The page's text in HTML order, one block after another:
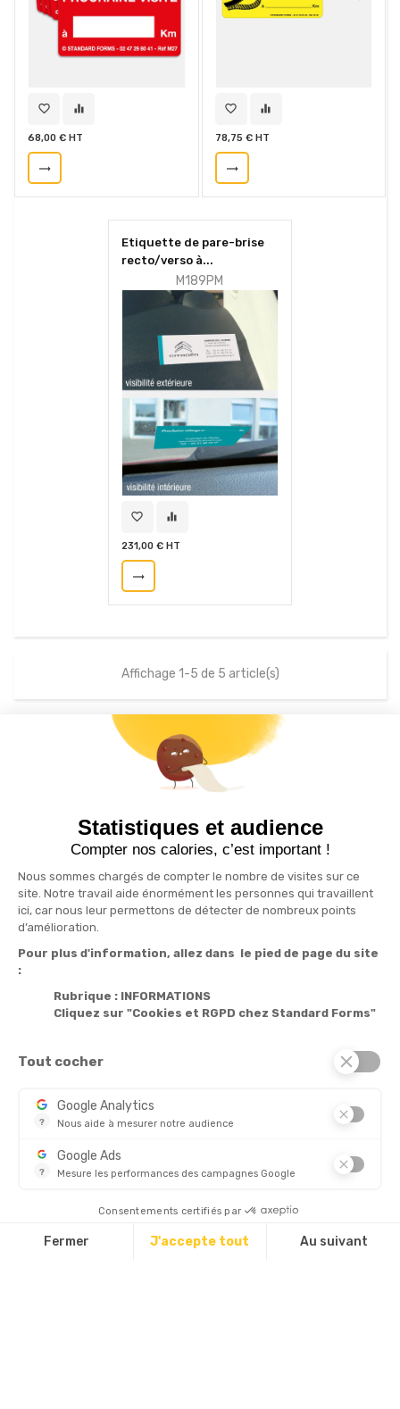
favorite_border equalizer
68,00 € HT
trending_flat
favorite_border equalizer
78,75 € HT
trending_flat
Etiquette de pare-brise
recto/verso à...
M189PM
favorite_border equalizer
231,00 € HT
trending_flat
Affichage 1-5 de 5 article(s)
Recevez nos actualités par e-mail en vous abonnant
Informations
Produits 
Notre société
Statistiques et audience
Compter nos calories, c’est important !
Nous sommes chargés de compter le nombre de visites sur ce
site. Notre travail aide énormément les personnes qui travaillent
ici, car nous leur permettons de détecter de nombreux points
d’amélioration.
Pour plus d'information, allez dans le pied de page du site
:
Rubrique : INFORMATIONS
Cliquez sur "Cookies et RGPD chez Standard Forms"
Tout cocher
?
Google Analytics
Nous aide à mesurer notre audience
?
Google Ads
Mesure les performances des campagnes Google
Consentements certifiés par
Fermer J'accepte tout Au suivant